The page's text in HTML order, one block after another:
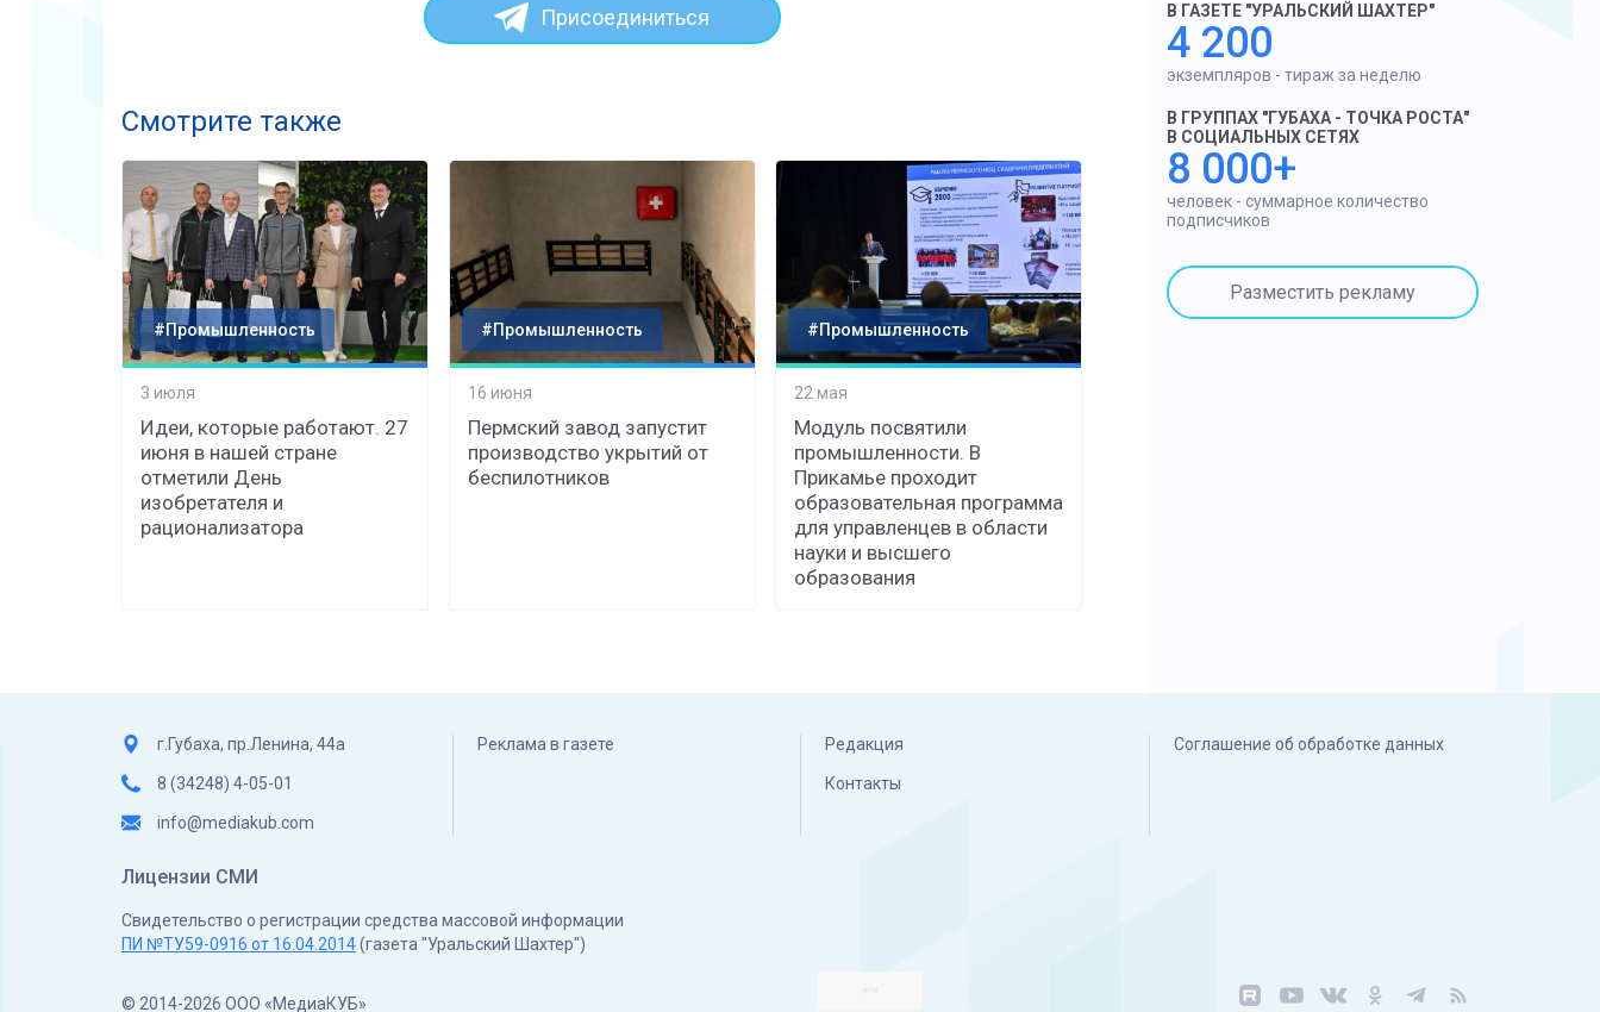
Присоединиться
Смотрите также
#Промышленность
3 июля
Идеи, которые работают. 27
июня в нашей стране
отметили День
изобретателя и
рационализатора
#Промышленность
16 июня
Пермский завод запустит
производство укрытий от
беспилотников
#Промышленность
22 мая
Модуль посвятили
промышленности. В
Прикамье проходит
образовательная программа
для управленцев в области
науки и высшего
образования
В ГАЗЕТЕ "УРАЛЬСКИЙ ШАХТЕР"
4 200
экземпляров - тираж за неделю
В ГРУППАХ "ГУБАХА - ТОЧКА РОСТА"
В СОЦИАЛЬНЫХ СЕТЯХ
8 000+
человек - суммарное количество
подписчиков
Разместить рекламу
г.Губаха, пр.Ленина, 44а
8 (34248) 4-05-01
info@mediakub.com
Реклама в газете Редакция
Контакты
Соглашение об обработке данных
Лицензии СМИ
Свидетельство о регистрации средства массовой информации
ПИ №ТУ59-0916 от 16.04.2014(газета "Уральский Шахтер")
© 2014-2026 ООО «МедиаКУБ»